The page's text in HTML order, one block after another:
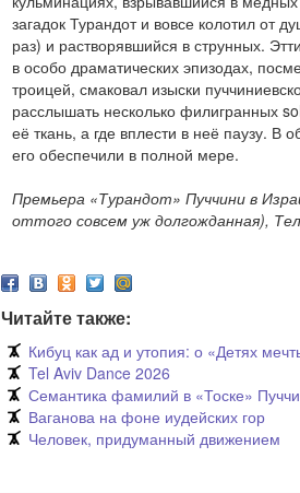
загадок Турандот и вовсе колотил от
раз) и растворявшийся в струнных.
в особо драматических эпизодах,
троицей, смаковал изыски
расслышать несколько филигранных
её ткань, а где вплести в неё паузу.
его обеспечили в полной мере.
Премьера «Турандот» Пуччини в
оттого совсем уж долгожданная),
Читайте также:
Кибуц как ад и утопия: о «Детях
Tel Aviv Dance 2026
Семантика фамилий в «Тоске»
Ваганова на фоне иудейских гор
Человек, придуманный движением